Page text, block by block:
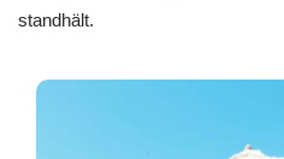
standhält.